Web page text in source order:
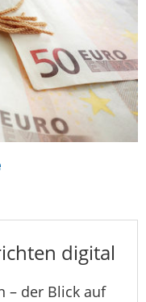
digital
– der Blick auf